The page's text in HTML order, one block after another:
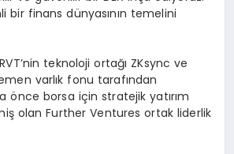
bir finans dünyasının temelini
teknoloji ortağı ZKsync ve
varlık fonu tarafından
önce borsa için stratejik yatırım
olan Further Ventures ortak liderlik